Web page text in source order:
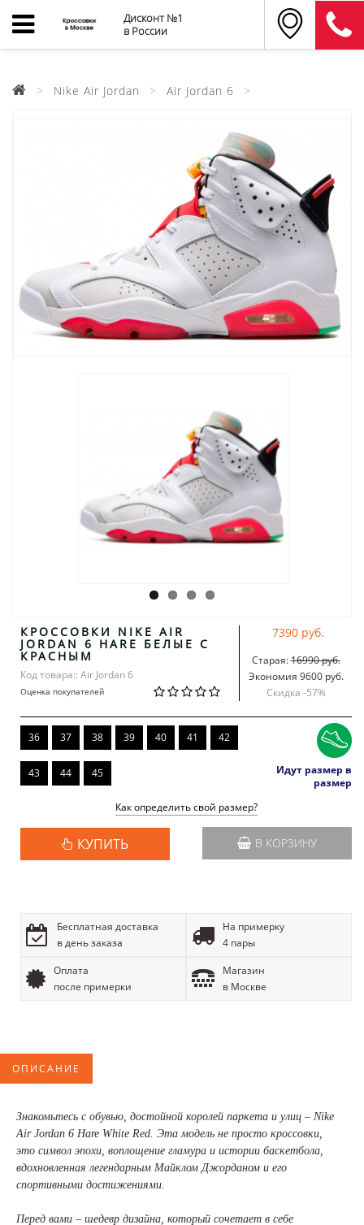
Дисконт №1
в России
Nike Air Jordan Air Jordan 6
КРОССОВКИ NIKE AIR
JORDAN 6 HARE БЕЛЫЕ С
КРАСНЫМ
Код товара:: Air Jordan 6
Оценка покупателей
7390 руб.
Старая:16990 руб.
Экономия 9600 руб.
Скидка -57%
36 37 38 39 40 41 42
43 44 45
Идут размер в
размер
Как определить свой размер?
КУПИТЬ В КОРЗИНУ
Бесплатная доставка
в день заказа
На примерку
4 пары
Оплата
после примерки
Магазин
в Москве
ОПИСАНИЕ
Знакомьтесь с обувью, достойной королей паркета и улиц – Nike
Air Jordan 6 Hare White Red. Эта модель не просто кроссовки,
это символ эпохи, воплощение гламура и истории баскетбола,
вдохновленная легендарным Майклом Джорданом и его
спортивными достижениями.
Перед вами – шедевр дизайна, который сочетает в себе